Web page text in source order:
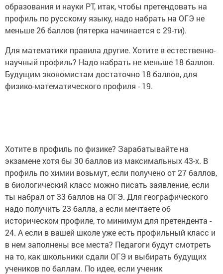
образования и науки РТ, итак, чтобы претендовать на
профиль по русскому языку, надо набрать на ОГЭ не
меньше 26 баллов (пятерка начинается с 29-ти).
Для математики правила другие. Хотите в естественно-
научный профиль? Надо набрать не меньше 18 баллов.
Будущим экономистам достаточно 18 баллов, для
физико-математического профиля - 19.
Хотите в профиль по физике? Зарабатывайте на
экзамене хотя бы 30 баллов из максимальных 43-х. В
профиль по химии возьмут, если получено от 27 баллов,
в биологический класс можно писать заявление, если
ты набрал от 33 баллов на ОГЭ. Для географического
надо получить 23 балла, а если мечтаете об
историческом профиле, то минимум для претендента -
24. А если в вашей школе уже есть профильный класс и
в нем заполнены все места? Педагоги будут смотреть
на то, как школьники сдали ОГЭ и выбирать будущих
учеников по баллам. По идее, если ученик